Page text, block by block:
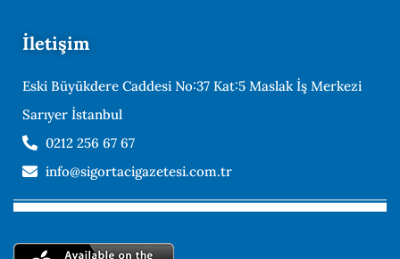
İletişim
Eski Büyükdere Caddesi No:37 Kat:5 Maslak İş Merkezi
Sarıyer İstanbul
0212 256 67 67
info@sigortacigazetesi.com.tr